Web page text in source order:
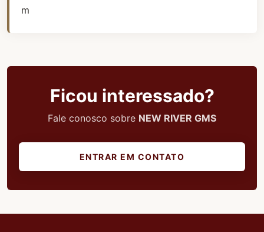
m
Ficou interessado?
Fale conosco sobre NEW RIVER GMS
ENTRAR EM CONTATO